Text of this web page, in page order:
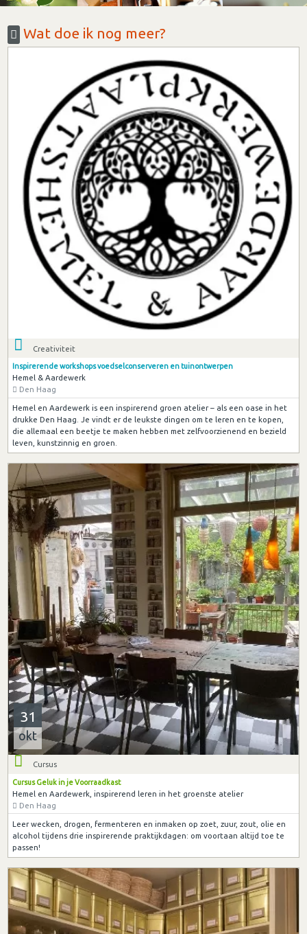
Wat doe ik nog meer?
Creativiteit
Inspirerende workshops voedselconserveren en tuinontwerpen
Hemel & Aardewerk
Den Haag
Hemel en Aardewerk is een inspirerend groen atelier – als een oase in het
drukke Den Haag. Je vindt er de leukste dingen om te leren en te kopen,
die allemaal een beetje te maken hebben met zelfvoorzienend en bezield
leven, kunstzinnig en groen.
31
okt
Cursus
Cursus Geluk in je Voorraadkast
Hemel en Aardewerk, inspirerend leren in het groenste atelier
Den Haag
Leer wecken, drogen, fermenteren en inmaken op zoet, zuur, zout, olie en
alcohol tijdens drie inspirerende praktijkdagen: om voortaan altijd toe te
passen!